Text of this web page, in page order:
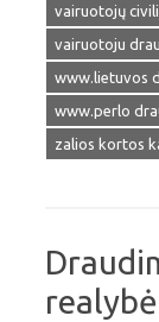
vairuotojų
vairuotoju
www.lietuvos
www.perlo
zalios kortos
realybė